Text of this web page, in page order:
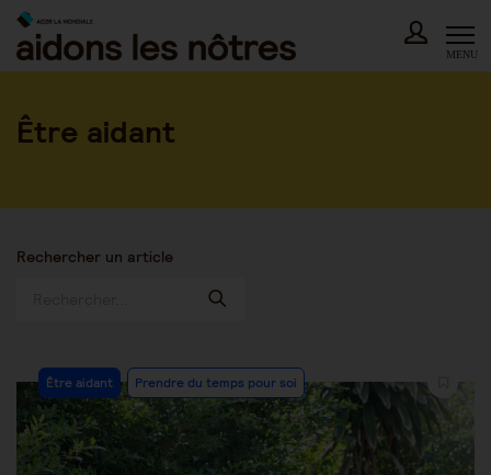
Skip
content
MENU
Être aidant
Rechercher un article
Post
Category:
Être aidant Prendre du temps pour soi